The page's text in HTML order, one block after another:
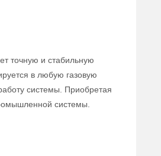
точную и стабильную
в любую газовую
системы. Приобретая
системы.